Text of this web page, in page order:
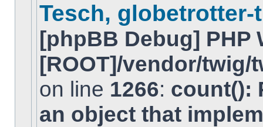
diesem
gibt
keine
neuen
Tesch, globetrotter-
[phpBB Debug] PHP
[ROOT]/vendor/
on line 1266: count():
an object that